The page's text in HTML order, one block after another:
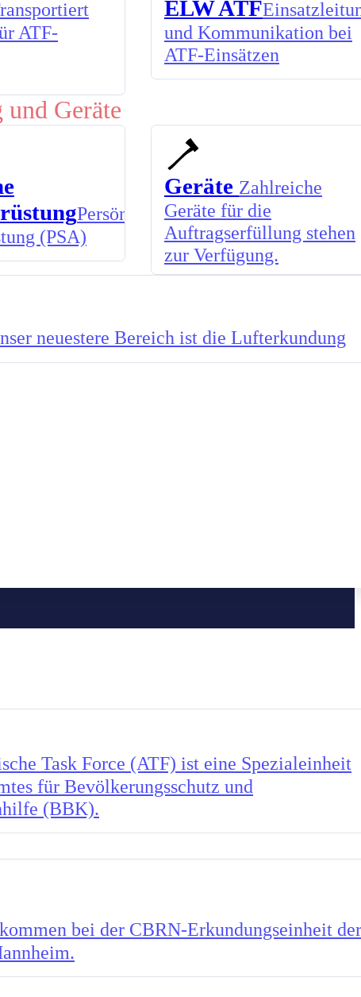
ATF-
ELW ATF
und Kommunikation bei
ATF-Einsätzen
und Geräte
Persönliche
(PSA)
Geräte Zahlreiche
Geräte für die
Auftragserfüllung stehen
zur Verfügung.
neuestere Bereich ist die Lufterkundung
Task Force (ATF) ist eine Spezialeinheit
für Bevölkerungsschutz und
(BBK).
bei der CBRN-Erkundungseinheit der